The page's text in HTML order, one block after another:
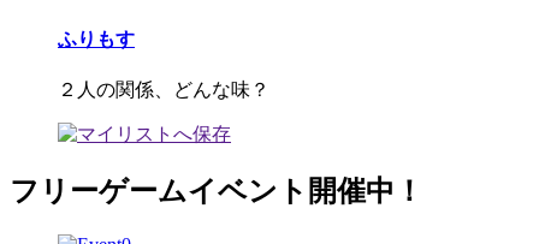
ふりもす
２人の関係、どんな味？
フリーゲームイベント開催中！